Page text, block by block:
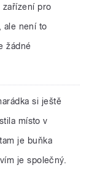
zařízení pro
ale není to
žádné
si ještě
místo v
je buňka
je společný.